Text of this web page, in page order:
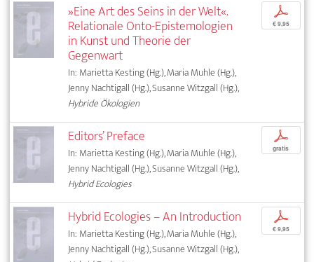
»Eine Art des Seins in der Welt«.
Relationale Onto-Epistemologien
in Kunst und Theorie der
Gegenwart
In: Marietta Kesting (Hg.), Maria Muhle (Hg.),
Jenny Nachtigall (Hg.), Susanne Witzgall (Hg.),
Hybride Ökologien
p
€ 9,95
Editors’ Preface
In: Marietta Kesting (Hg.), Maria Muhle (Hg.),
Jenny Nachtigall (Hg.), Susanne Witzgall (Hg.),
Hybrid Ecologies
p
gratis
Hybrid Ecologies – An Introduction
In: Marietta Kesting (Hg.), Maria Muhle (Hg.),
Jenny Nachtigall (Hg.), Susanne Witzgall (Hg.),
p
€ 9,95